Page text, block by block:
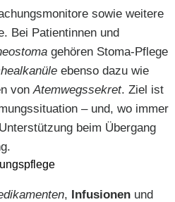
sowie weitere
Bei Patientinnen und
gehören Stoma-Pflege
ebenso dazu wie
vonAtemwegssekret. Ziel ist
– und, wo immer
beim Übergang
, Infusionen und